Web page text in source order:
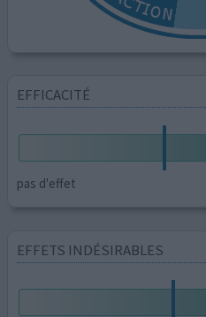
EFFICACITÉ
pas d'effet
EFFETS INDÉSIRABLES